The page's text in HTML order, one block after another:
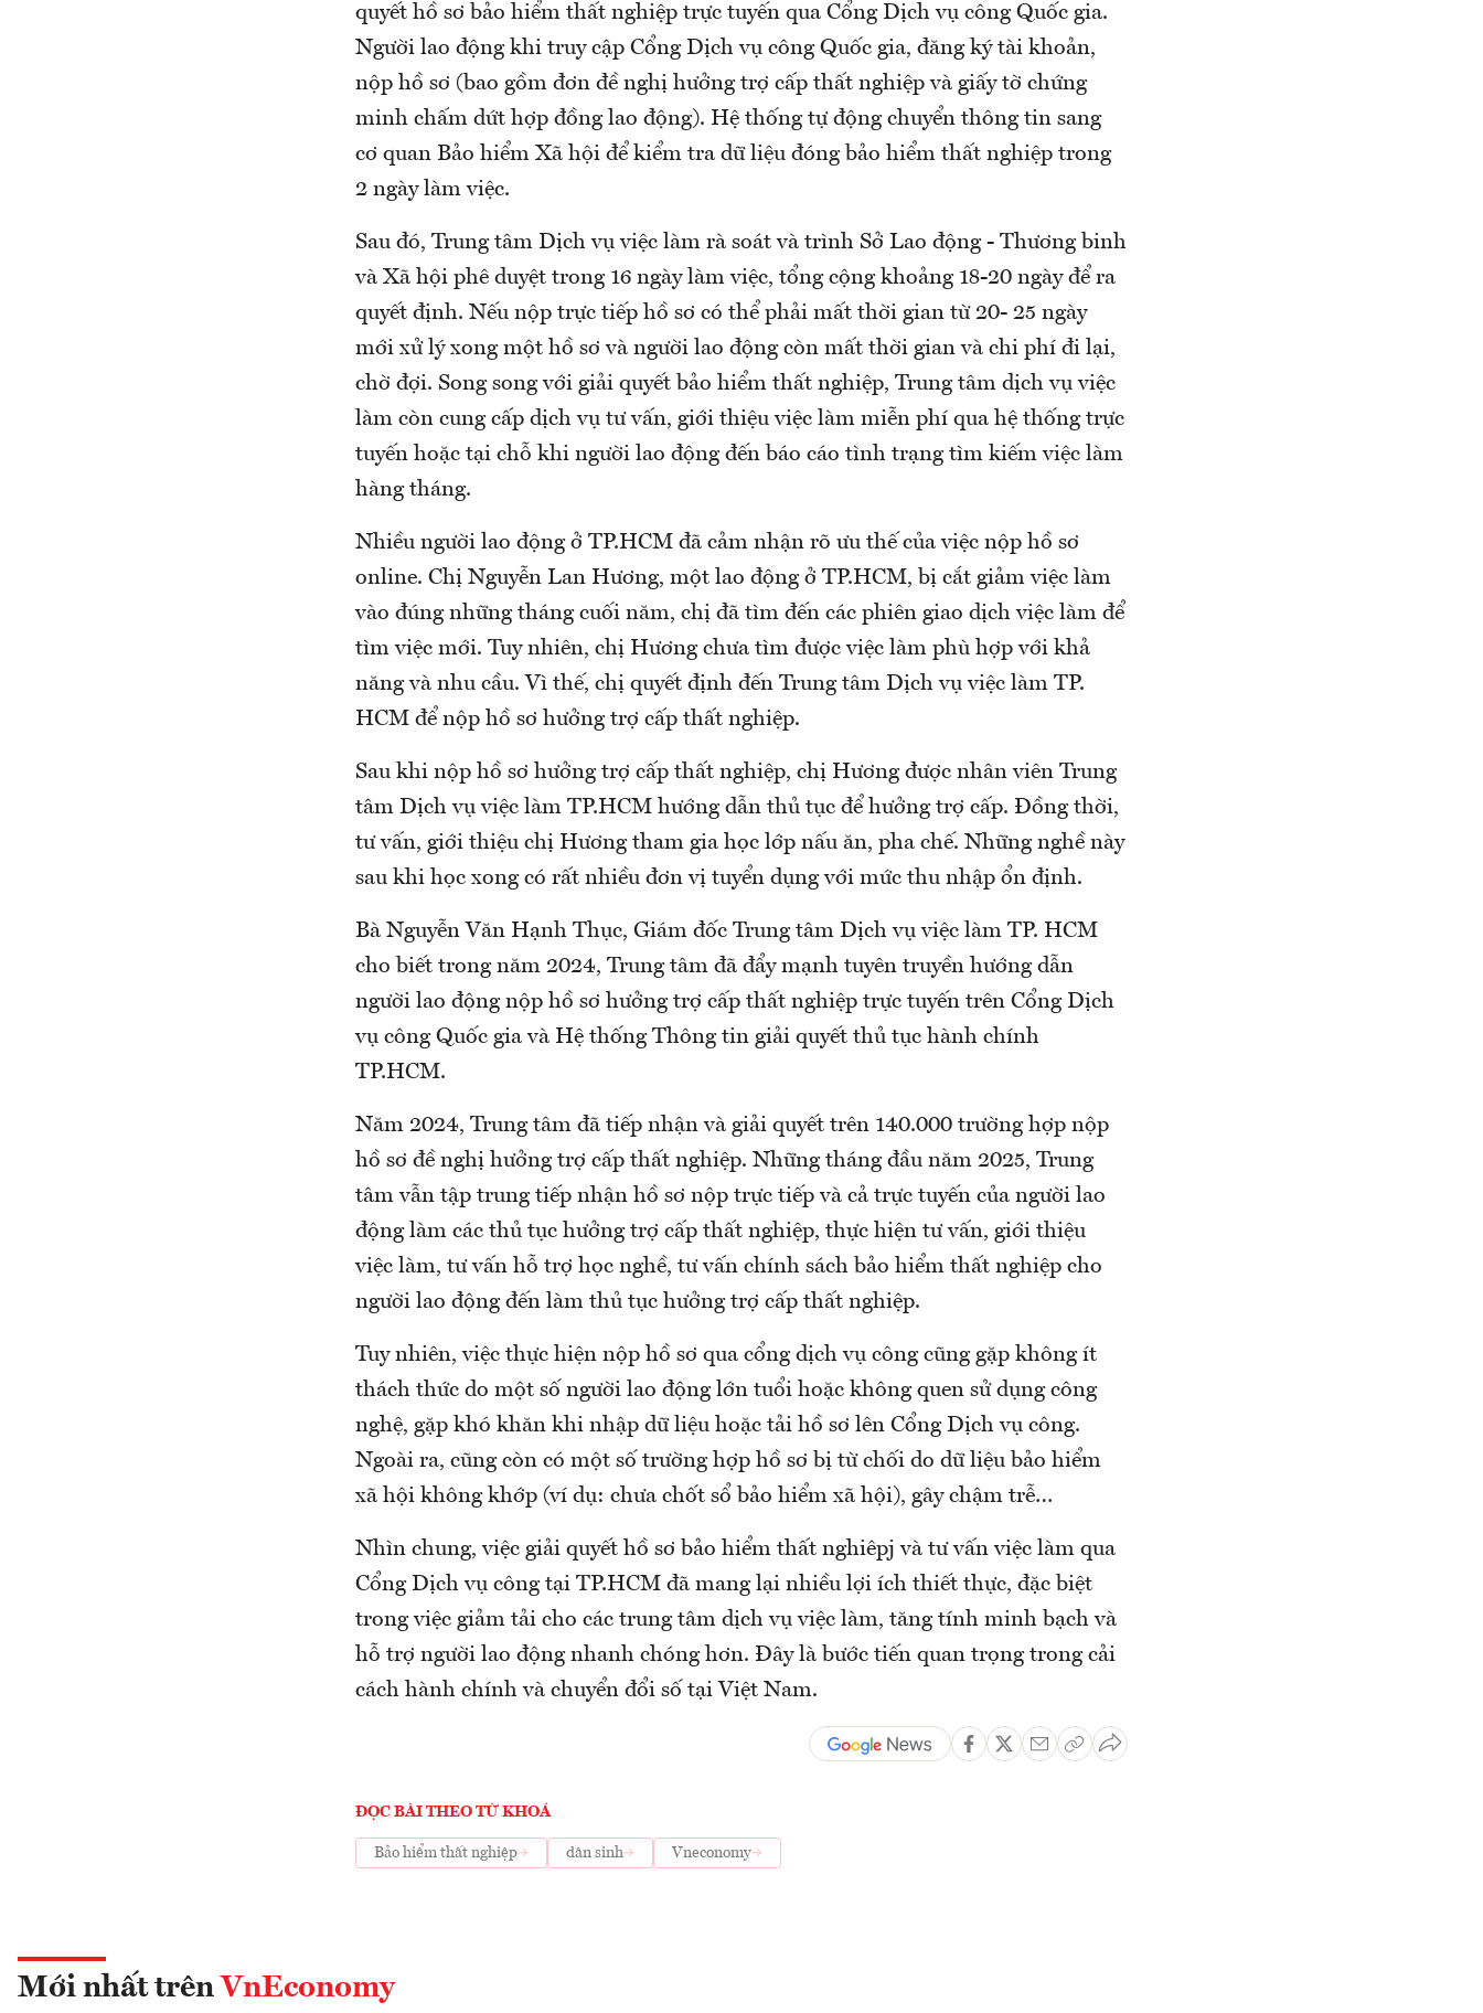
quyết hồ sơ bảo hiểm thất nghiệp trực tuyến qua Cổng Dịch vụ công Quốc gia.
Người lao động khi truy cập Cổng Dịch vụ công Quốc gia, đăng ký tài khoản,
nộp hồ sơ (bao gồm đơn đề nghị hưởng trợ cấp thất nghiệp và giấy tờ chứng
minh chấm dứt hợp đồng lao động). Hệ thống tự động chuyển thông tin sang
cơ quan Bảo hiểm Xã hội để kiểm tra dữ liệu đóng bảo hiểm thất nghiệp trong
2 ngày làm việc.
Sau đó, Trung tâm Dịch vụ việc làm rà soát và trình Sở Lao động - Thương binh
và Xã hội phê duyệt trong 16 ngày làm việc, tổng cộng khoảng 18-20 ngày để ra
quyết định. Nếu nộp trực tiếp hồ sơ có thể phải mất thời gian từ 20- 25 ngày
mới xử lý xong một hồ sơ và người lao động còn mất thời gian và chi phí đi lại,
chờ đợi. Song song với giải quyết bảo hiểm thất nghiệp, Trung tâm dịch vụ việc
làm còn cung cấp dịch vụ tư vấn, giới thiệu việc làm miễn phí qua hệ thống trực
tuyến hoặc tại chỗ khi người lao động đến báo cáo tình trạng tìm kiếm việc làm
hàng tháng.
Nhiều người lao động ở TP.HCM đã cảm nhận rõ ưu thế của việc nộp hồ sơ
online. Chị Nguyễn Lan Hương, một lao động ở TP.HCM, bị cắt giảm việc làm
vào đúng những tháng cuối năm, chị đã tìm đến các phiên giao dịch việc làm để
tìm việc mới. Tuy nhiên, chị Hương chưa tìm được việc làm phù hợp với khả
năng và nhu cầu. Vì thế, chị quyết định đến Trung tâm Dịch vụ việc làm TP.
HCM để nộp hồ sơ hưởng trợ cấp thất nghiệp.
Sau khi nộp hồ sơ hưởng trợ cấp thất nghiệp, chị Hương được nhân viên Trung
tâm Dịch vụ việc làm TP.HCM hướng dẫn thủ tục để hưởng trợ cấp. Đồng thời,
tư vấn, giới thiệu chị Hương tham gia học lớp nấu ăn, pha chế. Những nghề này
sau khi học xong có rất nhiều đơn vị tuyển dụng với mức thu nhập ổn định.
Bà Nguyễn Văn Hạnh Thục, Giám đốc Trung tâm Dịch vụ việc làm TP. HCM
cho biết trong năm 2024, Trung tâm đã đẩy mạnh tuyên truyền hướng dẫn
người lao động nộp hồ sơ hưởng trợ cấp thất nghiệp trực tuyến trên Cổng Dịch
vụ công Quốc gia và Hệ thống Thông tin giải quyết thủ tục hành chính
TP.HCM.
Năm 2024, Trung tâm đã tiếp nhận và giải quyết trên 140.000 trường hợp nộp
hồ sơ đề nghị hưởng trợ cấp thất nghiệp. Những tháng đầu năm 2025, Trung
tâm vẫn tập trung tiếp nhận hồ sơ nộp trực tiếp và cả trực tuyến của người lao
động làm các thủ tục hưởng trợ cấp thất nghiệp, thực hiện tư vấn, giới thiệu
việc làm, tư vấn hỗ trợ học nghề, tư vấn chính sách bảo hiểm thất nghiệp cho
người lao động đến làm thủ tục hưởng trợ cấp thất nghiệp.
Tuy nhiên, việc thực hiện nộp hồ sơ qua cổng dịch vụ công cũng gặp không ít
thách thức do một số người lao động lớn tuổi hoặc không quen sử dụng công
nghệ, gặp khó khăn khi nhập dữ liệu hoặc tải hồ sơ lên Cổng Dịch vụ công.
Ngoài ra, cũng còn có một số trường hợp hồ sơ bị từ chối do dữ liệu bảo hiểm
xã hội không khớp (ví dụ: chưa chốt sổ bảo hiểm xã hội), gây chậm trễ…
Nhìn chung, việc giải quyết hồ sơ bảo hiểm thất nghiêpj và tư vấn việc làm qua
Cổng Dịch vụ công tại TP.HCM đã mang lại nhiều lợi ích thiết thực, đặc biệt
trong việc giảm tải cho các trung tâm dịch vụ việc làm, tăng tính minh bạch và
hỗ trợ người lao động nhanh chóng hơn. Đây là bước tiến quan trọng trong cải
cách hành chính và chuyển đổi số tại Việt Nam.
ĐỌC BÀI THEO TỪ KHOÁ
Bảo hiểm thất nghiệp dân sinh Vneconomy
Mới nhất trên VnEconomy